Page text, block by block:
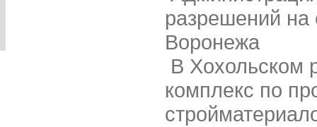
разрешений на
Воронежа
В Хохольском
комплекс по